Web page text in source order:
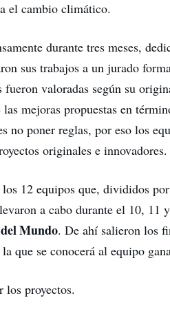
el cambio climático.
durante tres meses,
sus trabajos a un jurado
fueron valoradas según su
mejoras propuestas en
no poner reglas, por eso los
originales e innovadores.
12 equipos que, divididos
a cabo durante el 10, 11
Mundo. De ahí salieron los
que se conocerá al equipo
proyectos.